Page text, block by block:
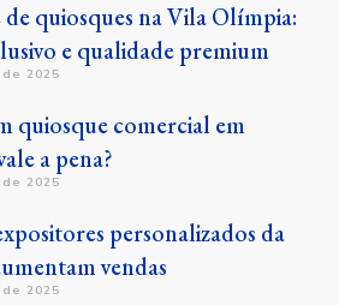
de quiosques na Vila Olímpia:
e qualidade premium
2025
quiosque comercial em
a pena?
2025
personalizados da
vendas
2025